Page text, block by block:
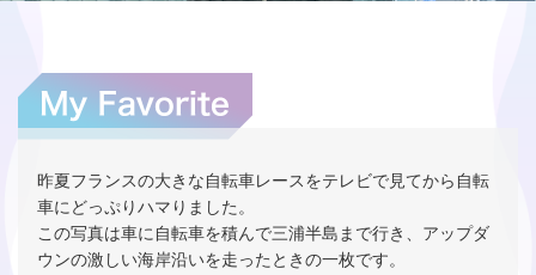
昨夏フランスの大きな自転車レースをテレビで見てから自転
車にどっぷりハマりました。
この写真は車に自転車を積んで三浦半島まで行き、アップダ
ウンの激しい海岸沿いを走ったときの一枚です。